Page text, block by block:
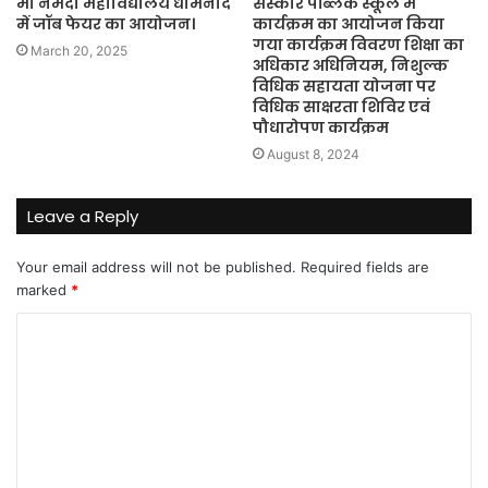
में जॉब फेयर का आयोजन।
March 20, 2025
कार्यक्रम का आयोजन किया
गया कार्यक्रम विवरण शिक्षा का
अधिकार अधिनियम, निशुल्क
विधिक सहायता योजना पर
विधिक साक्षरता शिविर एवं
पौधारोपण कार्यक्रम
August 8, 2024
Leave a Reply
Your email address will not be published. Required fields are
marked *